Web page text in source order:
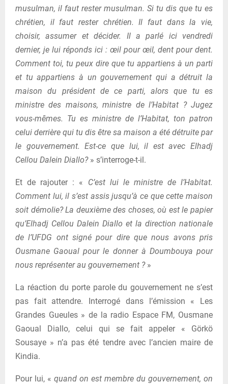
musulman, il faut rester musulman. Si tu dis que tu es
chrétien, il faut rester chrétien. Il faut dans la vie,
choisir, assumer et décider. Il a parlé ici vendredi
dernier, je lui réponds ici : œil pour œil, dent pour dent.
Comment toi, tu peux dire que tu appartiens à un parti
et tu appartiens à un gouvernement qui a détruit la
maison du président de ce parti, alors que tu es
ministre des maisons, ministre de l’Habitat ? Jugez
vous-mêmes. Tu es ministre de l’Habitat, ton patron
celui derrière qui tu dis être sa maison a été détruite par
le gouvernement. Est-ce que lui, il est avec Elhadj
Cellou Dalein Diallo?» s’interroge-t-il.
Et de rajouter : « C’est lui le ministre de l’Habitat.
Comment lui, il s’est assis jusqu’à ce que cette maison
soit démolie? La deuxième des choses, où est le papier
qu’Elhadj Cellou Dalein Diallo et la direction nationale
de l’UFDG ont signé pour dire que nous avons pris
Ousmane Gaoual pour le donner à Doumbouya pour
nous représenter au gouvernement ?»
La réaction du porte parole du gouvernement ne s’est
pas fait attendre. Interrogé dans l’émission « Les
Grandes Gueules » de la radio Espace FM, Ousmane
Gaoual Diallo, celui qui se fait appeler « Görkö
Sousaye » n’a pas été tendre avec l’ancien maire de
Kindia.
Pour lui, « quand on est membre du gouvernement, on